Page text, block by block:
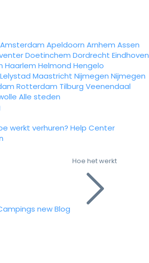
Amsterdam Apeldoorn Arnhem Assen
Doetinchem Dordrecht Eindhoven
Haarlem Helmond Hengelo
Lelystad Maastricht Nijmegen Nijmegen
Rotterdam Tilburg Veenendaal
Alle steden
werkt verhuren? Help Center
newBlog
Hoe het werkt